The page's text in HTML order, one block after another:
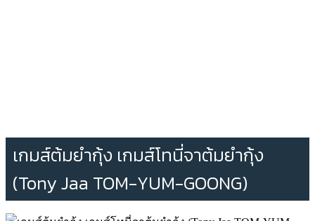
เกมส์ต้มยํากุ้ง เกมส์โทนี่จาต้มยำกุ้ง
(Tony Jaa TOM-YUM-GOONG)